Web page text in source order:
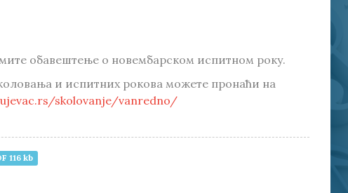
обавештење о новембарском испитном року.
и испитних рокова можете пронаћи на
skolovanje/vanredno/
116 kb